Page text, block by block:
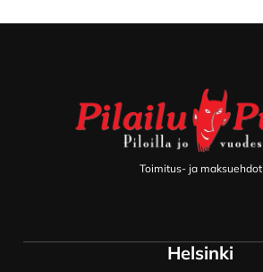
Toimitus- ja maksuehdot
Helsinki